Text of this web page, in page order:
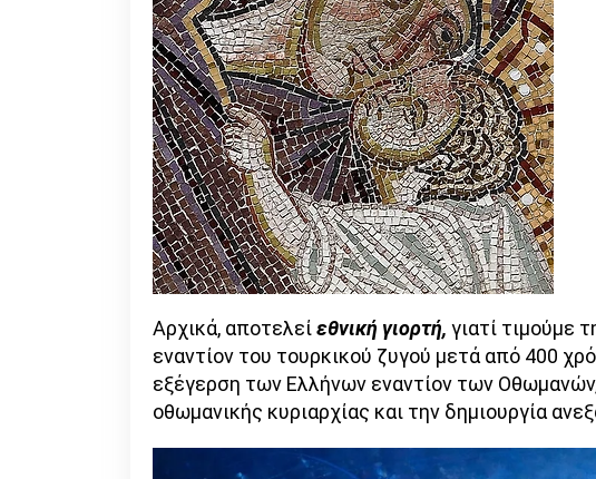
Αρχικά, αποτελείεθνική γιορτή, γιατί τιμούμε
εναντίον του τουρκικού ζυγού μετά από 400
εξέγερση των Ελλήνων εναντίον των
οθωμανικής κυριαρχίας και την δημιουργία